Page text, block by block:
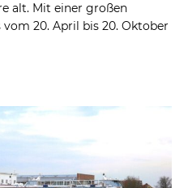
alt. Mit einer großen
20. April bis 20. Oktober